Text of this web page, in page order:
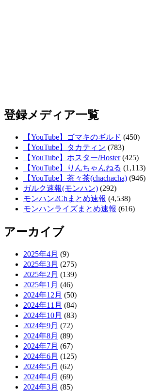
登録メディア一覧
【YouTube】ゴマキのギルド (450)
【YouTube】タカティン (783)
【YouTube】ホスター/Hoster(425)
【YouTube】りんちゃんねる (1,113)
【YouTube】茶々茶(chachacha) (946)
ガルク速報(モンハン) (292)
モンハン2Chまとめ速報 (4,538)
モンハンライズまとめ速報 (616)
アーカイブ
2025年4月 (9)
2025年3月 (275)
2025年2月 (139)
2025年1月 (46)
2024年12月 (50)
2024年11月 (84)
2024年10月 (83)
2024年9月 (72)
2024年8月 (89)
2024年7月 (67)
2024年6月 (125)
2024年5月 (62)
2024年4月 (69)
2024年3月 (85)